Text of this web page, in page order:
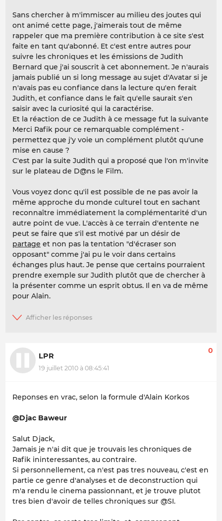
Sans chercher à m'immiscer au milieu des joutes qui
ont animé cette page, j'aimerais tout de même
rappeler que ma première contribution à ce site s'est
faite en tant qu'abonné. Et c'est entre autres pour
suivre les chroniques et les émissions de Judith
Bernard que j'ai souscrit à cet abonnement. Je n'aurais
jamais publié un si long message au sujet d'Avatar si je
n'avais pas eu confiance dans la lecture qu'en ferait
Judith, et confiance dans le fait qu'elle saurait s'en
saisir avec la curiosité qui la caractérise.
Et la réaction de ce Judith à ce message fut la suivante
Merci Rafik pour ce remarquable complément -
permettez que j'y voie un complément plutôt qu'une
mise en cause ?
C'est par la suite Judith qui a proposé que l'on m'invite
sur le plateau de D@ns le Film.
Vous voyez donc qu'il est possible de ne pas avoir la
même approche du monde culturel tout en sachant
reconnaître immédiatement la complémentarité d'un
autre point de vue. L'accès à ce terrain d'entente ne
peut se faire que s'il est motivé par un désir de
partage et non pas la tentation "d'écraser son
opposant" comme j'ai pu le voir dans certains
échanges plus haut. Je pense que certains pourraient
prendre exemple sur Judith plutôt que de chercher à
la présenter comme un esprit obtus. Il en va de même
pour Alain.
LPR
19 juillet 2010 à 08:45:41
0
Reponses en vrac, selon la formule d'Alain Korkos
@Djac Baweur
Salut Djack,
Jamais je n'ai dit que je trouvais les chroniques de
Rafik ininteressantes, au contraire.
Si personnellement, ca n'est pas tres nouveau, c'est en
partie ce genre d'analyses et de deconstruction qui
m'a rendu le cinema passionnant, et je trouve plutot
tres bien d'avoir de telles chroniques sur @SI.